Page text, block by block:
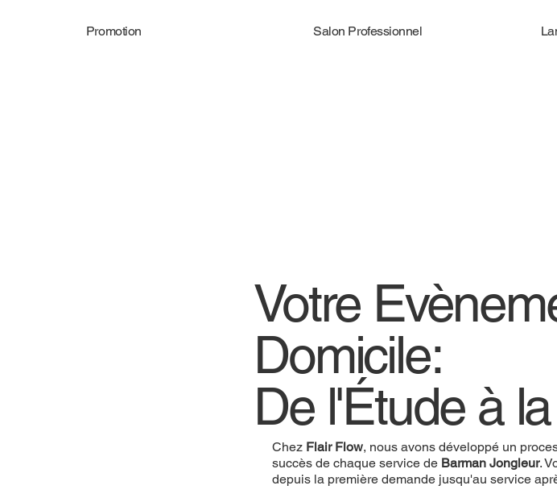
Promotion Salon Professionnel
Votre
Domicile:
De l'Étude à
Chez Flair Flow, nous avons développé un
succès de chaque service de Barman Jongleur.
depuis la première demande jusqu'au service